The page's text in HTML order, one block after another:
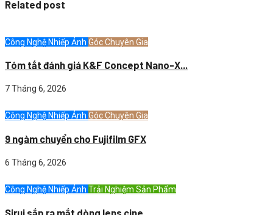
Related post
Công Nghệ Nhiếp Ảnh Góc Chuyên Gia
Tóm tắt đánh giá K&F Concept Nano-X...
7 Tháng 6, 2026
Công Nghệ Nhiếp Ảnh Góc Chuyên Gia
9 ngàm chuyển cho Fujifilm GFX
6 Tháng 6, 2026
Công Nghệ Nhiếp Ảnh Trải Nghiệm Sản Phẩm
Sirui sắp ra mắt dòng lens cine...